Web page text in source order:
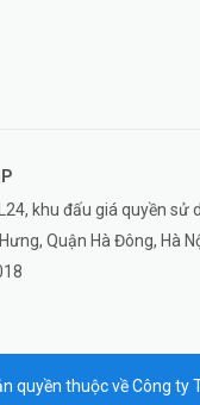
khu đấu giá quyền sử
Quận Hà Đông, Hà
quyền thuộc về Công ty